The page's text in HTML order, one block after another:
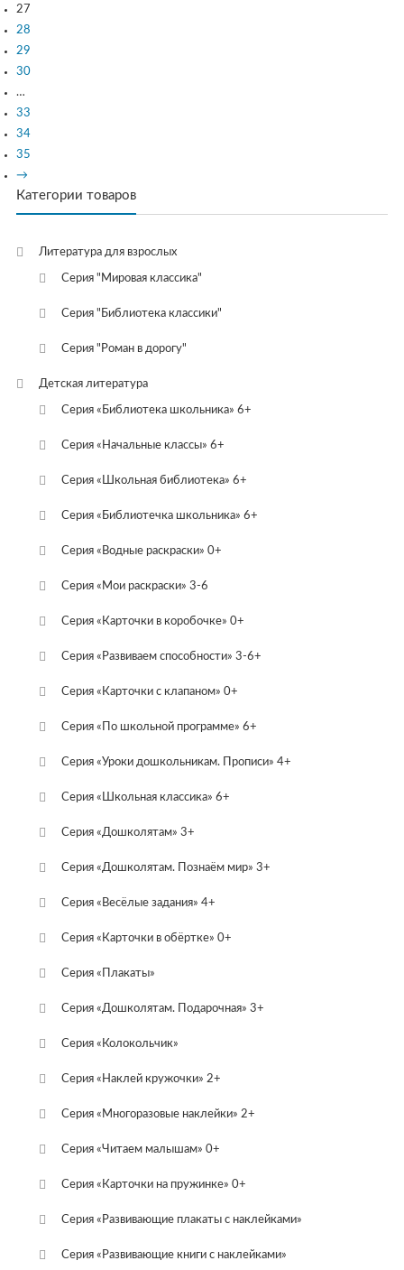
27
28
29
30
…
33
34
35
→
Категории товаров
Литература для взрослых
Серия "Мировая классика"
Серия "Библиотека классики"
Серия "Роман в дорогу"
Детская литература
Серия «Библиотека школьника» 6+
Серия «Начальные классы» 6+
Серия «Школьная библиотека» 6+
Серия «Библиотечка школьника» 6+
Серия «Водные раскраски» 0+
Серия «Мои раскраски» 3-6
Серия «Карточки в коробочке» 0+
Серия «Развиваем способности» 3-6+
Серия «Карточки с клапаном» 0+
Серия «По школьной программе» 6+
Серия «Уроки дошкольникам. Прописи» 4+
Серия «Школьная классика» 6+
Серия «Дошколятам» 3+
Серия «Дошколятам. Познаём мир» 3+
Серия «Весёлые задания» 4+
Серия «Карточки в обёртке» 0+
Серия «Плакаты»
Серия «Дошколятам. Подарочная» 3+
Серия «Колокольчик»
Серия «Наклей кружочки» 2+
Серия «Многоразовые наклейки» 2+
Серия «Читаем малышам» 0+
Серия «Карточки на пружинке» 0+
Серия «Развивающие плакаты с наклейками»
Серия «Развивающие книги с наклейками»